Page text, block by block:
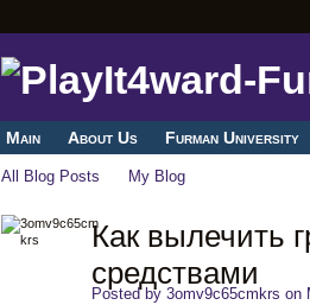
Main About Us Furman University
All Blog Posts My Blog
Как вылечить
средствами
Posted by 3omv9c65cmkrs on